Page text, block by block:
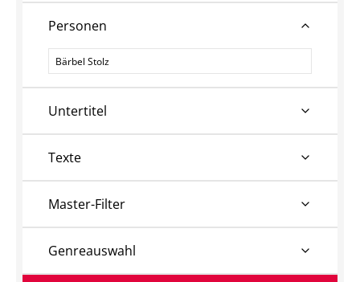
Personen
Personen
Untertitel
Texte
Master-Filter
Genreauswahl